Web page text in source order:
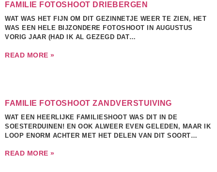
FAMILIE FOTOSHOOT DRIEBERGEN
WAT WAS HET FIJN OM DIT GEZINNETJE WEER TE ZIEN, HET
WAS EEN HELE BIJZONDERE FOTOSHOOT IN AUGUSTUS
VORIG JAAR (HAD IK AL GEZEGD DAT…
READ MORE »
FAMILIE FOTOSHOOT ZANDVERSTUIVING
WAT EEN HEERLIJKE FAMILIESHOOT WAS DIT IN DE
SOESTERDUINEN! EN OOK ALWEER EVEN GELEDEN, MAAR IK
LOOP ENORM ACHTER MET HET DELEN VAN DIT SOORT…
READ MORE »